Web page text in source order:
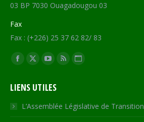
03 BP 7030 Ouagadougou 03
Fax
Fax : (+226) 25 37 62 82/ 83
Trouvez nous sur :
Facebook
opens
in
new
X
opens
in
new
YouTube
opens
in
new
RSS
in
new
Site
opens
in
LIENS UTILES
L’Assemblée Législative de Transition